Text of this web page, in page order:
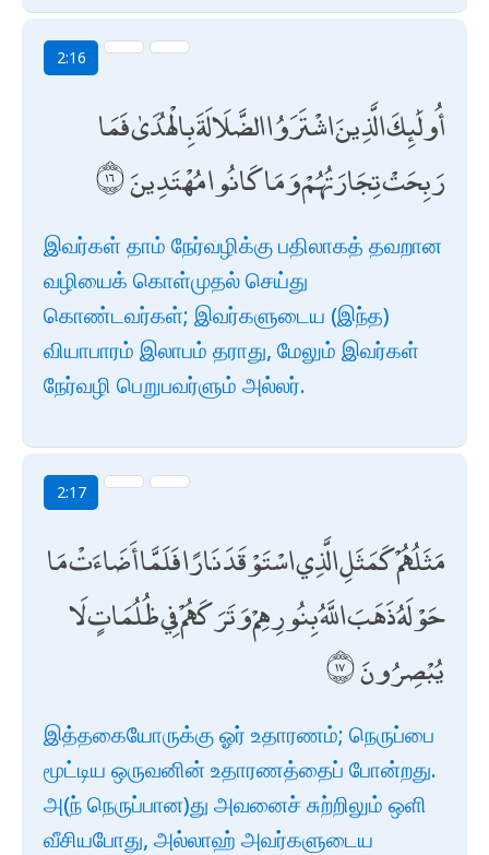
2:16
أُولَٰئِكَ الَّذِينَ اشْتَرَوُا الضَّلَالَةَ بِالْهُدَىٰ فَمَا
رَبِحَتْ تِجَارَتُهُمْ وَمَا كَانُوا مُهْتَدِينَ
இவர்கள் தாம் நேர்வழிக்கு பதிலாகத் தவறான
வழியைக் கொள்முதல் செய்து
கொண்டவர்கள்; இவர்களுடைய (இந்த)
வியாபாரம் இலாபம் தராது, மேலும் இவர்கள்
நேர்வழி பெறுபவர்ளும் அல்லர்.
2:17
مَثَلُهُمْ كَمَثَلِ الَّذِي اسْتَوْقَدَ نَارًا فَلَمَّا أَضَاءَتْ مَا
حَوْلَهُ ذَهَبَ اللَّهُ بِنُورِهِمْ وَتَرَكَهُمْ فِي ظُلُمَاتٍ لَا
يُبْصِرُونَ
இத்தகையோருக்கு ஓர் உதாரணம்; நெருப்பை
மூட்டிய ஒருவனின் உதாரணத்தைப் போன்றது.
அ(ந் நெருப்பான)து அவனைச் சுற்றிலும் ஒளி
வீசியபோது, அல்லாஹ் அவர்களுடைய